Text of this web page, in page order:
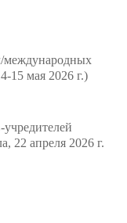
международных
мая 2026 г.)
учредителей
22 апреля 2026 г.